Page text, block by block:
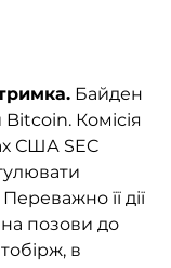
Байден
Комісія
США SEC
її дії
позови до
в